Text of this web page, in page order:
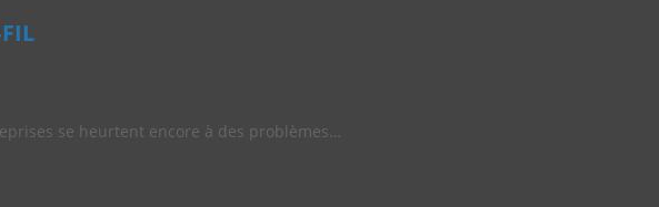
se heurtent encore à des problèmes…